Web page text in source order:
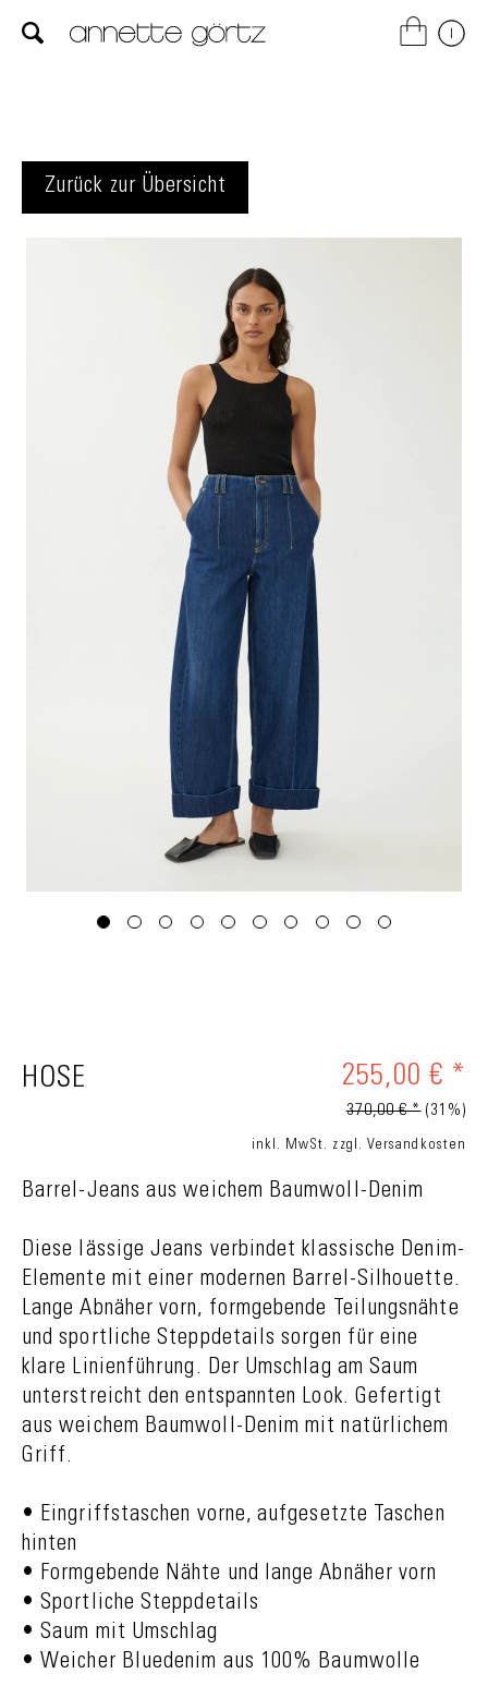
Zurück zur Übersicht
HOSE 255,00 € *
370,00 € * (31%)
inkl. MwSt. zzgl. Versandkosten
Barrel-Jeans aus weichem Baumwoll-Denim
Diese lässige Jeans verbindet klassische Denim-
Elemente mit einer modernen Barrel-Silhouette.
Lange Abnäher vorn, formgebende Teilungsnähte
und sportliche Steppdetails sorgen für eine
klare Linienführung. Der Umschlag am Saum
unterstreicht den entspannten Look. Gefertigt
aus weichem Baumwoll-Denim mit natürlichem
Griff.
• Eingriffstaschen vorne, aufgesetzte Taschen
hinten
• Formgebende Nähte und lange Abnäher vorn
• Sportliche Steppdetails
• Saum mit Umschlag
• Weicher Bluedenim aus 100% Baumwolle